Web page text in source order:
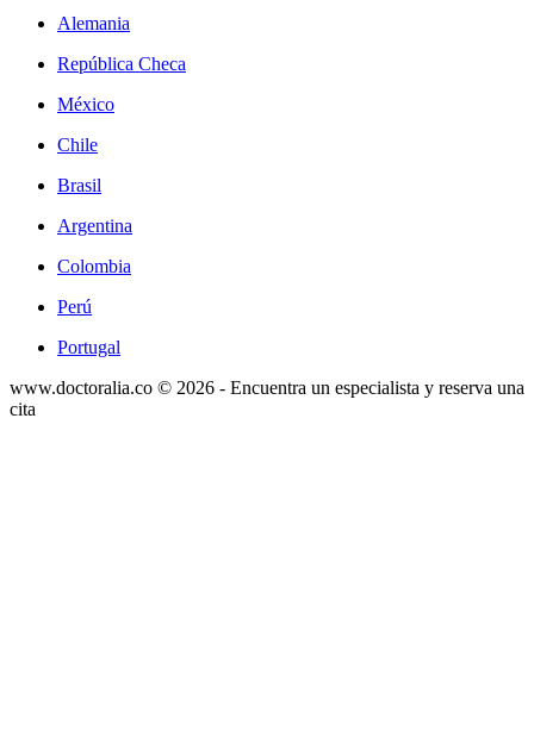
Alemania
República Checa
México
Chile
Brasil
Argentina
Colombia
Perú
Portugal
www.doctoralia.co © 2026 - Encuentra un especialista y reserva una
cita